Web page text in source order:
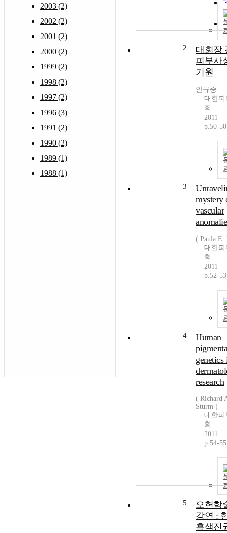
2003 (2)
2002 (2)
2001 (2)
2000 (2)
1999 (2)
1998 (2)
1997 (2)
1996 (3)
1991 (2)
1990 (2)
1989 (1)
1988 (1)
2
대회장
피부사
기원
안규중
대한
회
2011
p.50-50
3
mystery
vascular
( Paula E.
대한
회
2011
p.52-53
4
Human
genetics
research
( Richard
Sturm )
대한
회
2011
p.54-55
5
오헌학
강연 :
흑색진